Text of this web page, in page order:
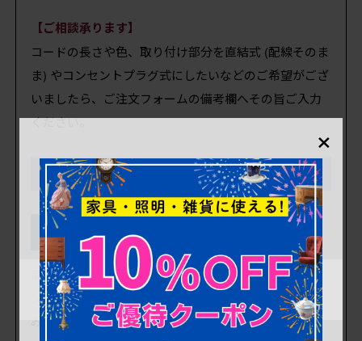
【ご相談承ります】
コードの長さや色、取り付け部分を直結式 (配線そのま
ま) やコンセントプラグ式にしたいなどのご希望がござ
いましたら、ご注文フォームの備考欄へその旨ご入力
ください。
「これからリペア予定品」ご注文の流れ
STEP1 商品をカートに入れる
商品をカートに入れていただき、案内に沿ってログイ
ン→お客様情報入力→ご注文手続き情報入力へとお進
みください。
×